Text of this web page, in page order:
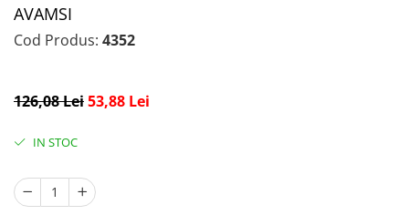
AVAMSI
Cod Produs: 4352
126,08 Lei53,88 Lei
IN STOC